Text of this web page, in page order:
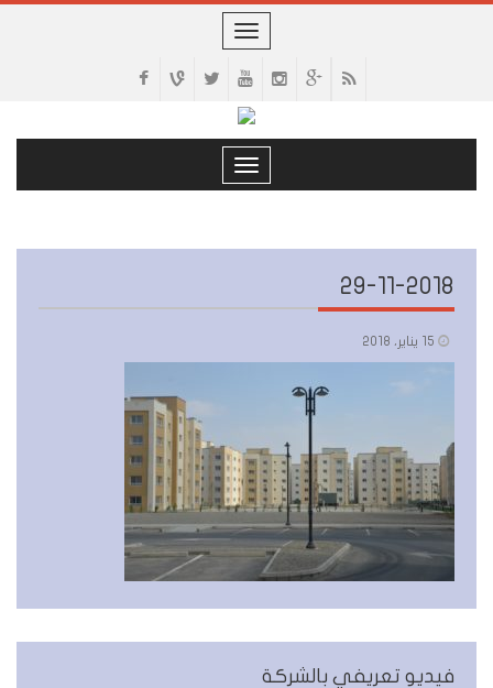
Toggle
Toggle
navigation
29-11-2018
15 يناير، 2018
فيديو تعريفي بالشركة